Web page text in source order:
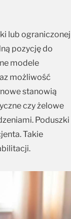
lub ograniczonej
pozycję do
modele
możliwość
stanowią
czy żelowe
Poduszki
Takie